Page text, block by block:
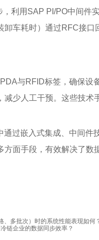
利用SAP PI/PO中间件
卸车耗时）通过RFC接
与RFID标签，确保设
减少人工干预。这些技术
过嵌入式集成、中间件
面手段，有效解决了数
多批次）时的系统性能表现如何
链企业的数据同步效率？